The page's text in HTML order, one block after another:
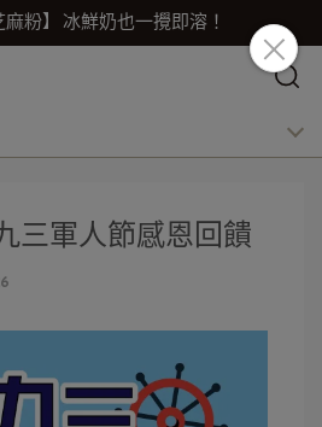
麻粉】 冰鮮奶也一攪即溶！
三軍人節感恩回饋